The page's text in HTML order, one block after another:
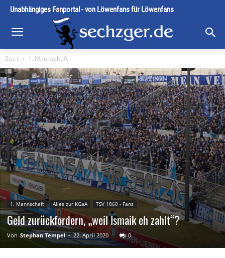
Unabhängiges Fanportal - von Löwenfans für Löwenfans
Start 1. Mannschaft
1. Mannschaft Alles zur KGaA TSV 1860 - Fans
Geld zurückfordern, „weil Ismaik eh zahlt“?
Von Stephan Tempel - 22. April 2020 0